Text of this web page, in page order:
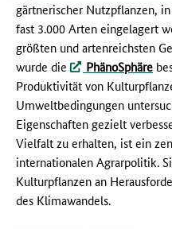
gärtnerischer Nutzpflanzen,
fast 3.000 Arten eingelagert
größten und artenreichsten
wurde die
PhänoSphäre
Produktivität von
Umweltbedingungen
Eigenschaften gezielt
Vielfalt zu erhalten, ist ein
internationalen Agrarpolitik.
Kulturpflanzen an
des Klimawandels.